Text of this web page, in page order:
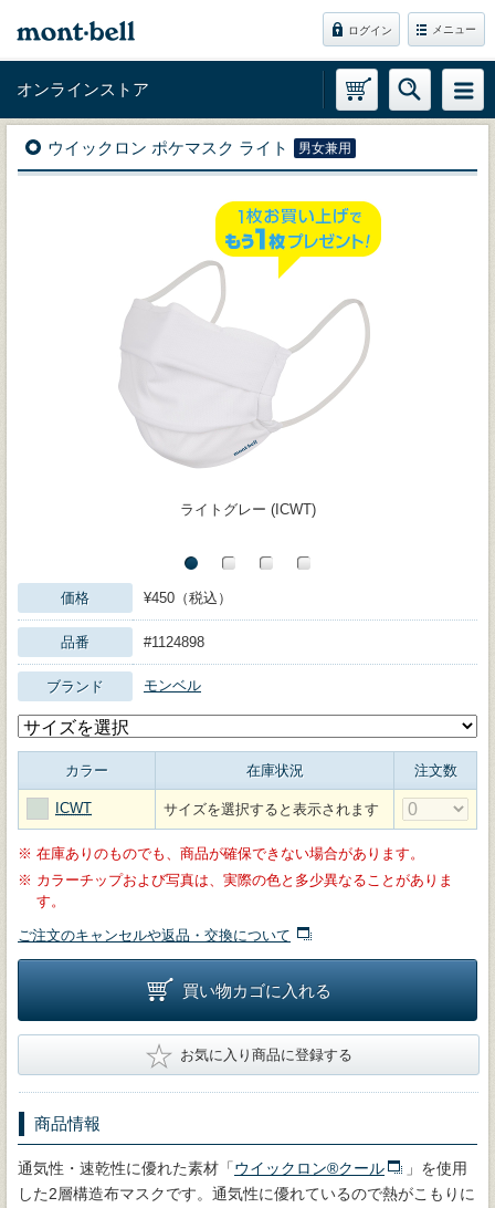
ログイン メニュー
オンラインストア
ウイックロン ポケマスク ライト 男女兼用
ライトグレー (ICWT)
価格 ¥450（税込）
品番 #1124898
ブランド モンベル
カラー 在庫状況 注文数
ICWT サイズを選択すると表示されます
※ 在庫ありのものでも、商品が確保できない場合があります。
※ カラーチップおよび写真は、実際の色と多少異なることがありま
す。
ご注文のキャンセルや返品・交換について
買い物カゴに入れる
★ お気に入り商品に登録する
商品情報
通気性・速乾性に優れた素材「ウイックロン®クール
」を使用
した2層構造布マスクです。通気性に優れているので熱がこもりに